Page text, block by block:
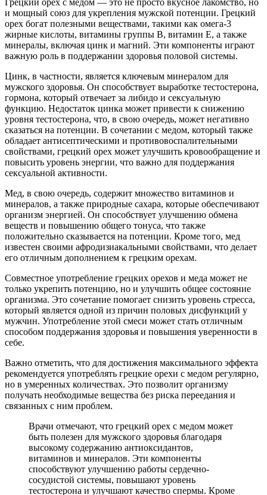
и мощный союз для укрепления мужской потенции. Грецкий
орех богат полезными веществами, такими как омега-3
жирные кислоты, витамины группы B, витамин E, а также
минералы, включая цинк и магний. Эти компоненты играют
важную роль в поддержании здоровья половой системы.
Цинк, в частности, является ключевым минералом для
мужского здоровья. Он способствует выработке тестостерона,
гормона, который отвечает за либидо и сексуальную
функцию. Недостаток цинка может привести к снижению
уровня тестостерона, что, в свою очередь, может негативно
сказаться на потенции. В сочетании с медом, который также
обладает антисептическими и противовоспалительными
свойствами, грецкий орех может улучшить кровообращение и
повысить уровень энергии, что важно для поддержания
сексуальной активности.
Мед, в свою очередь, содержит множество витаминов и
минералов, а также природные сахара, которые обеспечивают
организм энергией. Он способствует улучшению обмена
веществ и повышению общего тонуса, что также
положительно сказывается на потенции. Кроме того, мед
известен своими афродизиакальными свойствами, что делает
его отличным дополнением к грецким орехам.
Совместное употребление грецких орехов и меда может не
только укрепить потенцию, но и улучшить общее состояние
организма. Это сочетание помогает снизить уровень стресса,
который является одной из причин половых дисфункций у
мужчин. Употребление этой смеси может стать отличным
способом поддержания здоровья и повышения уверенности в
себе.
Важно отметить, что для достижения максимального эффекта
рекомендуется употреблять грецкие орехи с медом регулярно,
но в умеренных количествах. Это позволит организму
получать необходимые вещества без риска переедания и
связанных с ним проблем.
Врачи отмечают, что грецкий орех с медом может
быть полезен для мужского здоровья благодаря
высокому содержанию антиоксидантов,
витаминов и минералов. Эти компоненты
способствуют улучшению работы сердечно-
сосудистой системы, повышают уровень
тестостерона и улучшают качество спермы. Кроме